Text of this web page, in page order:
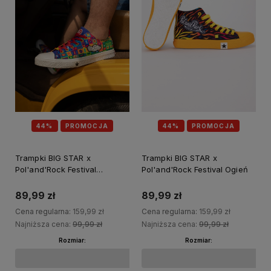
44% PROMOCJA
Trampki BIG STAR x
Pol'and'Rock Festival
89,99 zł
Cena regularna: 159,99 zł
Najniższa cena: 99,99 zł
Rozmiar:
44% PROMOCJA
Trampki BIG STAR x
Pol'and'Rock Festival Ogień
89,99 zł
Cena regularna: 159,99 zł
Najniższa cena: 99,99 zł
Rozmiar: